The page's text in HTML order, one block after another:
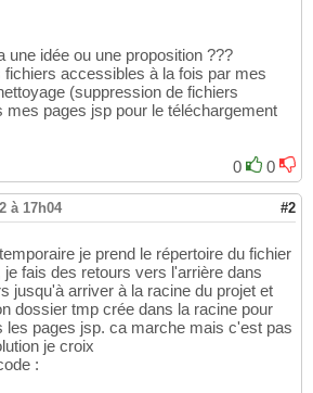
une idée ou une proposition ???
accessibles à la fois par mes
(suppression de fichiers
mes pages jsp pour le téléchargement
0
0
à 17h04 #2
je prend le répertoire du fichier
fais des retours vers l'arrière dans
jusqu'à arriver à la racine du projet et
dossier tmp crée dans la racine pour
les pages jsp. ca marche mais c'est pas
je croix
: